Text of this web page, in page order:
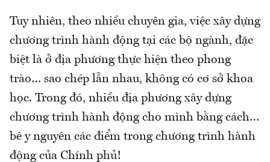
Tuy nhiên, theo nhiều chuyên gia, việc xây dựng
chương trình hành động tại các bộ ngành, đặc
biệt là ở địa phương thực hiện theo phong
trào… sao chép lẫn nhau, không có cơ sở khoa
học. Trong đó, nhiều địa phương xây dựng
chương trình hành động cho mình bằng cách…
bê y nguyên các điểm trong chương trình hành
động của Chính phủ!